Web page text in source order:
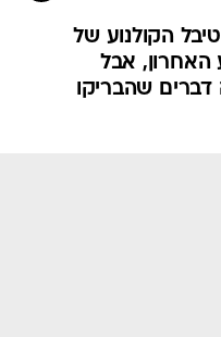
הקולנוע של
האחרון, אבל
שהבריקו